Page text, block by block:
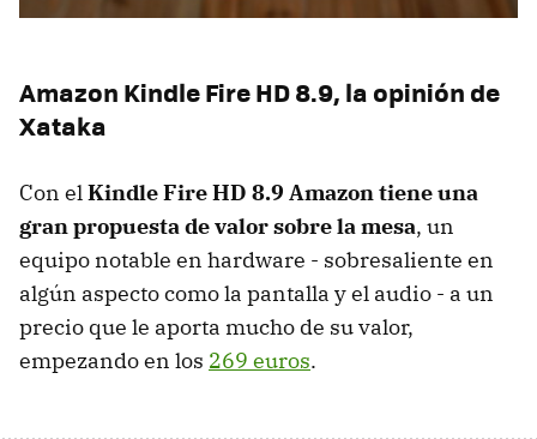
Amazon Kindle Fire HD 8.9, la opinión de
Xataka
Con elKindle Fire HD 8.9 Amazon tiene una
gran propuesta de valor sobre la mesa, un
equipo notable en hardware - sobresaliente en
algún aspecto como la pantalla y el audio - a un
precio que le aporta mucho de su valor,
empezando en los 269 euros.